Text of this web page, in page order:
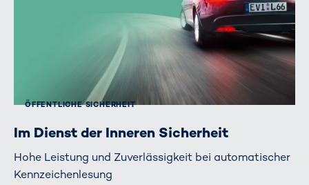
ÖFFENTLICHE SICHERHEIT
Im Dienst der Inneren Sicherheit
Hohe Leistung und Zuverlässigkeit bei automatischer
Kennzeichenlesung